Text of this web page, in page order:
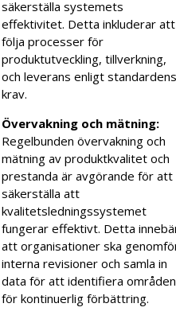
säkerställa systemets
effektivitet. Detta inkluderar att
följa processer för
produktutveckling, tillverkning,
och leverans enligt standardens
krav.
Övervakning och mätning:
Regelbunden övervakning och
mätning av produktkvalitet och
prestanda är avgörande för att
säkerställa att
kvalitetsledningssystemet
fungerar effektivt. Detta
att organisationer ska
interna revisioner och samla in
data för att identifiera områden
för kontinuerlig förbättring.